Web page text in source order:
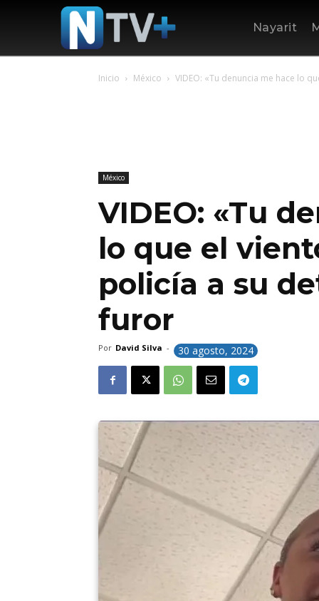
Nayarit
Inicio México VIDEO: «Tu denuncia me hace lo
México
VIDEO: «Tu
lo que el
policía a su
furor
Por David Silva - 30 agosto, 2024